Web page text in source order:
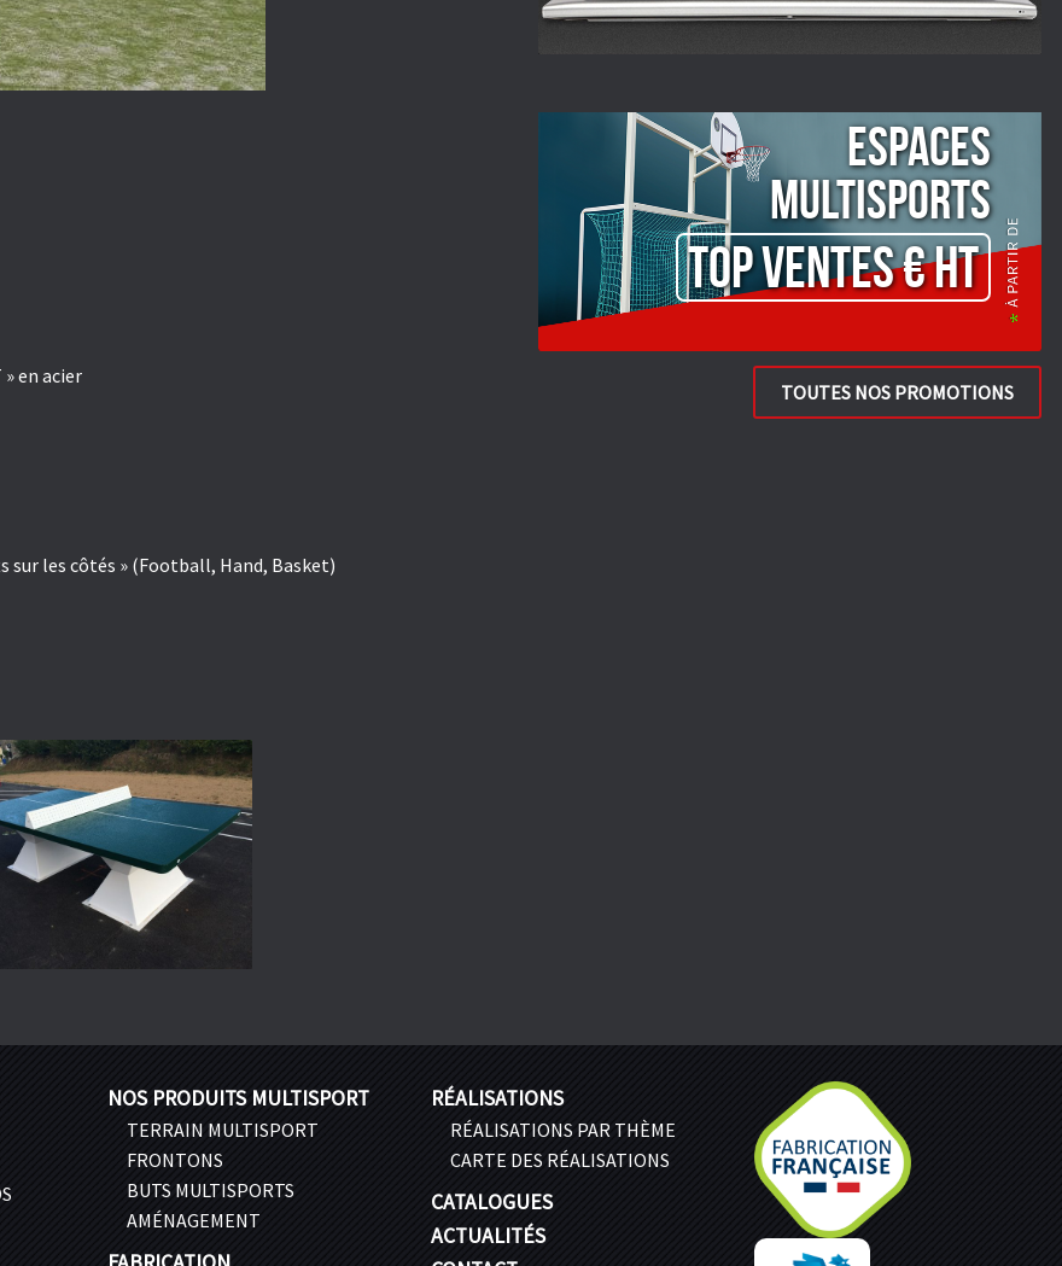
en acier
les côtés » (Football, Hand, Basket)
ESPACES
Multisports
TOP VENTES € HT
TOUTES NOS PROMOTIONS
NOS PRODUITS MULTISPORT
TERRAIN MULTISPORT
FRONTONS
BUTS MULTISPORTS
AMÉNAGEMENT
RÉALISATIONS
RÉALISATIONS PAR THÈME
CARTE DES RÉALISATIONS
CATALOGUES
ACTUALITÉS